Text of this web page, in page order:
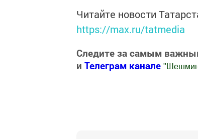
Читайте новости
https://max.ru/tatmedia
Следите за самым
и Телеграм канале "